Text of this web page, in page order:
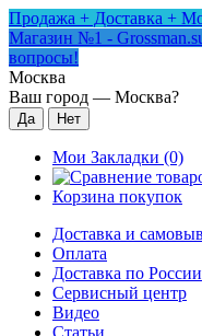
Продажа + Доставка +
Магазин №1 -
вопросы!
Москва
Ваш город — Москва?
Мои Закладки (0)
Корзина покупок
Доставка и
Оплата
Доставка по России
Сервисный центр
Видео
Статьи